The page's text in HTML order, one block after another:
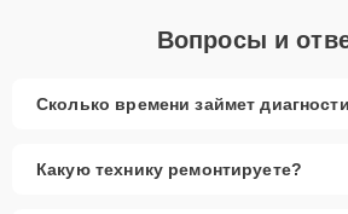
Вопросы и
Сколько времени займет
Какую технику ремонтируете?